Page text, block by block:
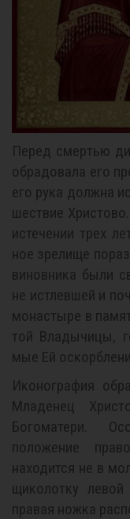
Пе­ред смер­тью
об­ра­до­ва­ла его
его ру­ка долж­на
ше­ствие
ис­те­че­нии трех
ное зре­ли­ще
ви­нов­ни­ка бы­ли
не ис­тлев­шей и
мо­на­сты­ре в
той Вла­ды­чи­цы,
мые Ей
Иконография
Младенец
Богоматери.
положение
находится не в
щиколотку
правая ножка